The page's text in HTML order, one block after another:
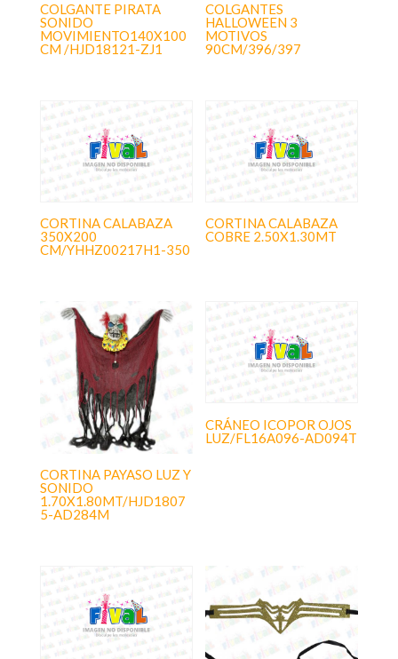
COLGANTE PIRATA
SONIDO
MOVIMIENTO140X100
CM /HJD18121-ZJ1
COLGANTES
HALLOWEEN 3
MOTIVOS
90CM/396/397
CORTINA CALABAZA
350X200
CM/YHHZ00217H1-350
CORTINA CALABAZA
COBRE 2.50X1.30MT
CORTINA PAYASO LUZ Y
SONIDO
1.70X1.80MT/HJD1807
5-AD284M
CRÁNEO ICOPOR OJOS
LUZ/FL16A096-AD094T